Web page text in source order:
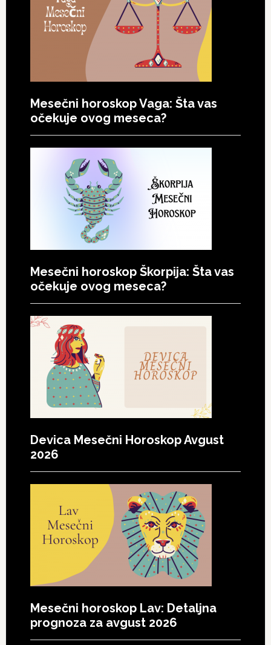
Mesečni horoskop Vaga: Šta vas
očekuje ovog meseca?
Mesečni horoskop Škorpija: Šta vas
očekuje ovog meseca?
Devica Mesečni Horoskop Avgust
2026
Mesečni horoskop Lav: Detaljna
prognoza za avgust 2026